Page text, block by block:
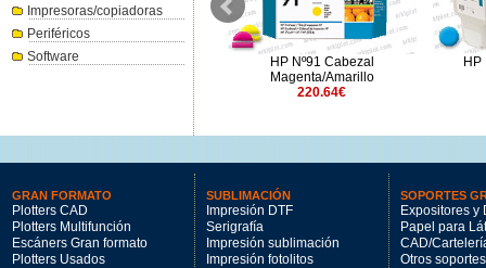
Impresoras/copiadoras
Periféricos
Software
HP Nº761 negro mate 775ml.
HP Nº91 Cabezal
Magenta/Amarillo
220.64€
HP
GRAN FORMATO
Plotters CAD
Plotters Multifunción
Escáners Gran formato
Plotters Usados
SUBLIMACIÓN
Impresión DTF
Serigrafía
Impresión sublimación
Impresión fotolitos
SOPORTES
Expositores y
Papel para
CAD/
Otros soportes